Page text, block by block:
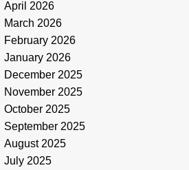
April 2026
March 2026
February 2026
January 2026
December 2025
November 2025
October 2025
September 2025
August 2025
July 2025